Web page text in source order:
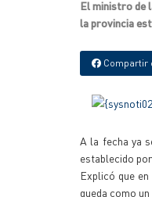
El ministro de
la provincia
Compartir
A la fecha ya
establecido
Explicó que
queda como